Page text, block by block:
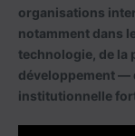
organisations
notamment dans
technologie, de la
développement —
institutionnelle